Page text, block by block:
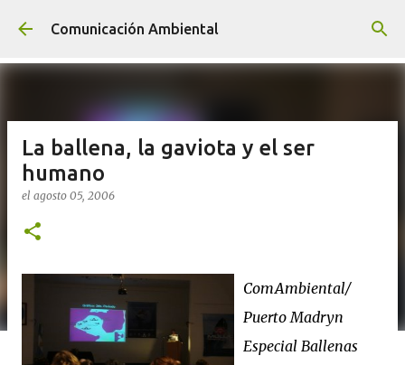
Ir al contenido principal
Comunicación Ambiental
La ballena, la gaviota y el ser
humano
el agosto 05, 2006
ComAmbiental/
Puerto Madryn
Especial Ballenas